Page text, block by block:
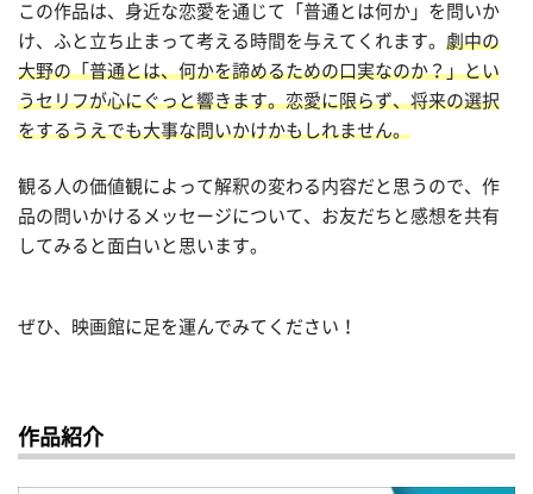
この作品は、身近な恋愛を通じて「普通とは何か」を問いか
け、ふと立ち止まって考える時間を与えてくれます。 劇中の
大野の「普通とは、何かを諦めるための口実なのか？」とい
うセリフが心にぐっと響きます。恋愛に限らず、将来の選択
をするうえでも大事な問いかけかもしれません。
観る人の価値観によって解釈の変わる内容だと思うので、作
品の問いかけるメッセージについて、お友だちと感想を共有
してみると面白いと思います。
ぜひ、映画館に足を運んでみてください！
作品紹介